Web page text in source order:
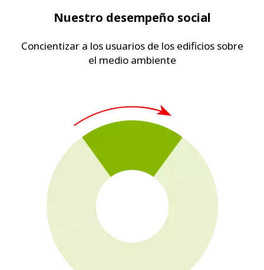
Nuestro desempeño social
Concientizar a los usuarios de los edificios sobre
el medio ambiente